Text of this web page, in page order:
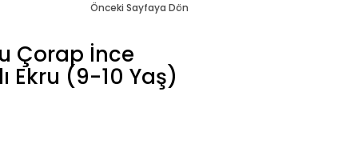
Önceki Sayfaya Dön
Çorap İnce
Ekru (9-10 Yaş)